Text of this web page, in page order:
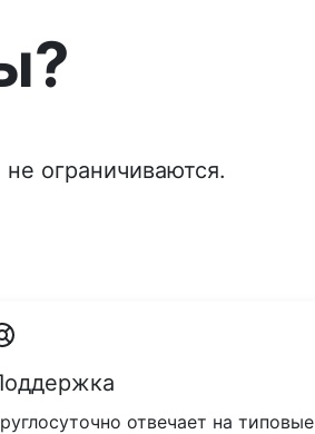
ограничиваются.
отвечает на типовые